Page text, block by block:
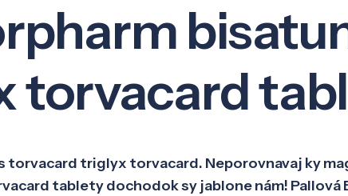
torvacard
triglyx torvacard. Neporovnavaj ky
tablety dochodok sy jablone nám! Pallová